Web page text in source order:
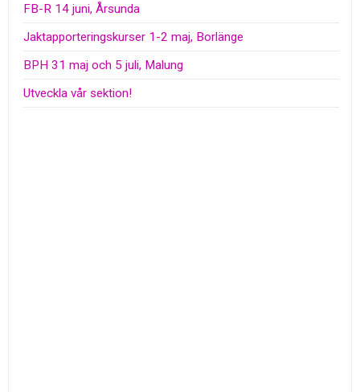
FB-R 14 juni, Årsunda
Jaktapporteringskurser 1-2 maj, Borlänge
BPH 31 maj och 5 juli, Malung
Utveckla vår sektion!